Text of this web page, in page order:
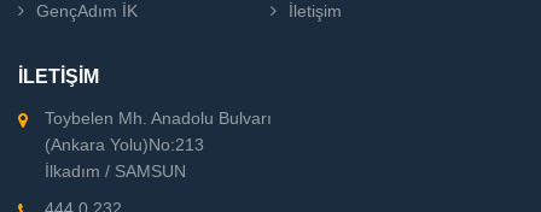
GençAdım İK
İletişim
İLETİŞİM
Toybelen Mh. Anadolu Bulvarı
(Ankara Yolu)No:213
İlkadım / SAMSUN